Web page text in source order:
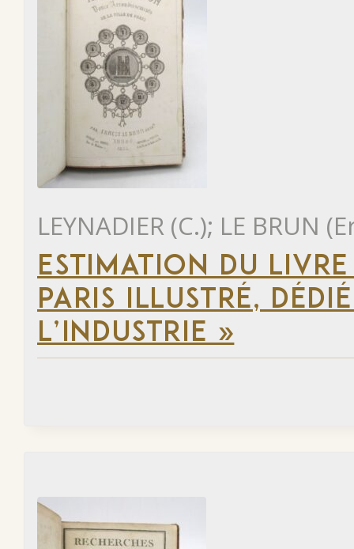
LEYNADIER (C.); LE BRUN
ESTIMATION DU
PARIS ILLUSTRÉ,
L’INDUSTRIE »